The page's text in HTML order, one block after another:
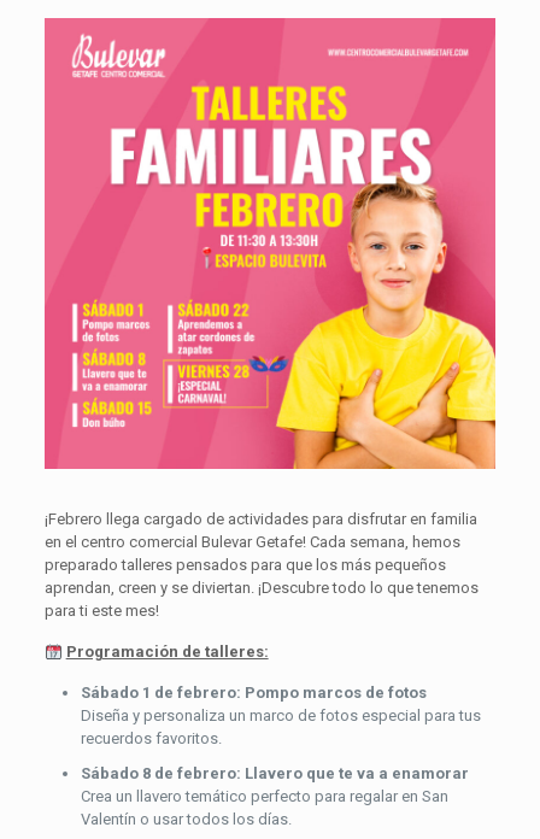
¡Febrero llega cargado de actividades para disfrutar en familia
en el centro comercial Bulevar Getafe! Cada semana, hemos
preparado talleres pensados para que los más pequeños
aprendan, creen y se diviertan. ¡Descubre todo lo que tenemos
para ti este mes!
Programación de talleres:
Sábado 1 de febrero: Pompo marcos de fotos
Diseña y personaliza un marco de fotos especial para tus
recuerdos favoritos.
Sábado 8 de febrero: Llavero que te va a enamorar
Crea un llavero temático perfecto para regalar en San
Valentín o usar todos los días.